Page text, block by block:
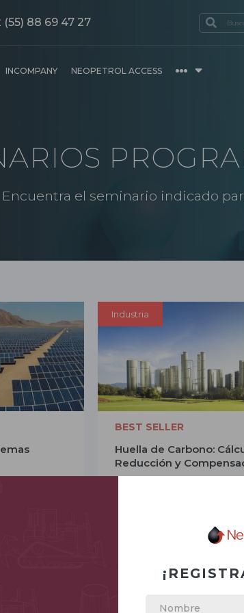
(55) 88 69 47 27
INCOMPANY NEOPETROL ACCESS
Encuentra el seminario indicado
de vida de
y
el control
a red y el
Todo en 16
experto.
Industria
BEST SELLER
Huella de Carbono:
Reducción y
Emisiones
Ago 25 - Ago 28